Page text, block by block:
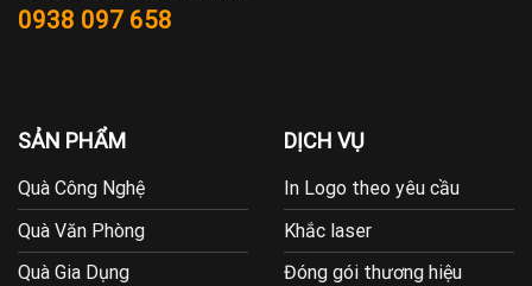
0938 097 658
SẢN PHẨM
Quà Công Nghệ
Quà Văn Phòng
Quà Gia Dụng
DỊCH VỤ
In Logo theo yêu cầu
Khắc laser
Đóng gói thương hiệu